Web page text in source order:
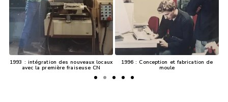
1993 : intégration des nouveaux locaux
avec la première fraiseuse CN
1996 : Conception et fabrication de
moule